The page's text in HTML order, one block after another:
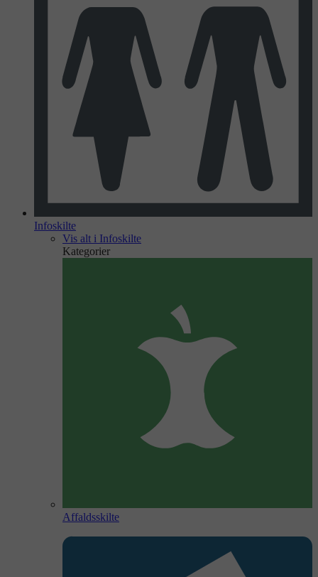
Infoskilte
Vis alt i Infoskilte
Kategorier
Affaldsskilte